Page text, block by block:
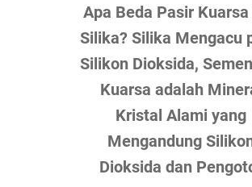
Apa Beda Pasir Kuarsa
Silika? Silika Mengacu
Silikon Dioksida,
Kuarsa adalah
Kristal Alami yang
Mengandung
Dioksida dan